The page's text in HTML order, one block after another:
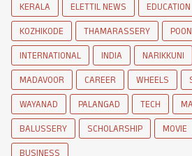
KERALA ELETTIL NEWS EDUCATION
KOZHIKODE
THAMARASSERY
INTERNATIONAL
INDIA NARIKKUNI
MADAVOOR
CAREER WHEELS
WAYANAD
PALANGAD TECH
BALUSSERY
SCHOLARSHIP MOVIE
BUSINESS